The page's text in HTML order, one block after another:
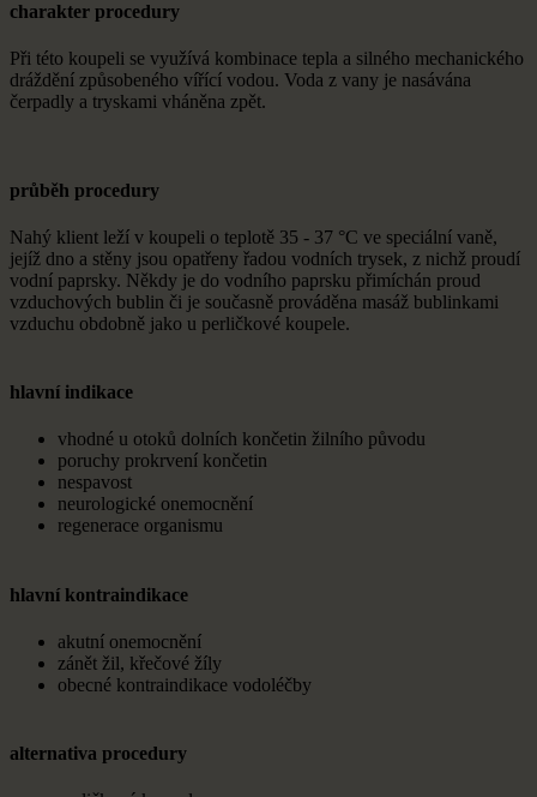
charakter procedury
Při této koupeli se využívá kombinace tepla a silného mechanického
dráždění způsobeného vířící vodou. Voda z vany je nasávána
čerpadly a tryskami vháněna zpět.
průběh procedury
Nahý klient leží v koupeli o teplotě 35 - 37 °C ve speciální vaně,
jejíž dno a stěny jsou opatřeny řadou vodních trysek, z nichž proudí
vodní paprsky. Někdy je do vodního paprsku přimíchán proud
vzduchových bublin či je současně prováděna masáž bublinkami
vzduchu obdobně jako u perličkové koupele.
hlavní indikace
vhodné u otoků dolních končetin žilního původu
poruchy prokrvení končetin
nespavost
neurologické onemocnění
regenerace organismu
hlavní kontraindikace
akutní onemocnění
zánět žil, křečové žíly
obecné kontraindikace vodoléčby
alternativa procedury